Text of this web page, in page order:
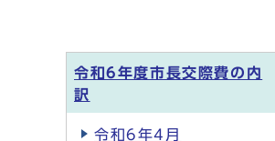
令和6年度市長交際費の内
訳
令和6年4月